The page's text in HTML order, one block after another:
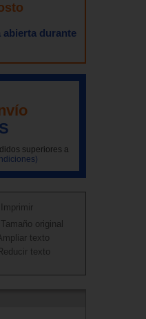
abierta durante
superiores a
Imprimir
Tamaño original
texto
Reducir texto